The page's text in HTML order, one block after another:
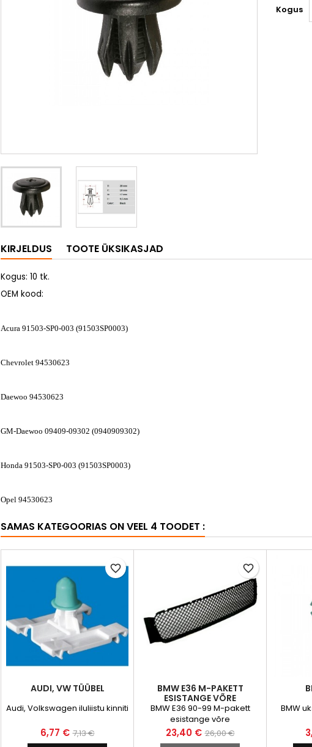
Kogus
KIRJELDUS TOOTE ÜKSIKASJAD
Kogus: 10 tk.
OEM kood:
Acura 91503-SP0-003 (91503SP0003)
Chevrolet 94530623
Daewoo 94530623
GM-Daewoo 09409-09302 (0940909302)
Honda 91503-SP0-003 (91503SP0003)
Opel 94530623
SAMAS KATEGOORIAS ON VEEL 4 TOODET :
AUDI, VW TÜÜBEL
Audi, Volkswagen iluliistu kinniti
Hind
6,77 € Tavahind
7,13 €
favorite_border
BMW E36 M-PAKETT
ESISTANGE VÕRE
BMW E36 90-99 M-pakett
esistange võre
Hind
23,40 € Tavahind
26,00 €
favorite_border
BMW